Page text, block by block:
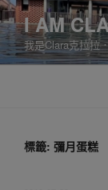
跳
至
主
要
I AM
我是Clara克拉拉
標籤: 彌月蛋糕